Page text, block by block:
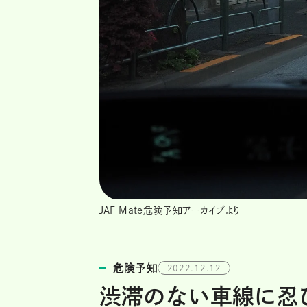
JAF Mate危険予知アーカイブより
危険予知 2022.12.12
渋滞のない車線に忍